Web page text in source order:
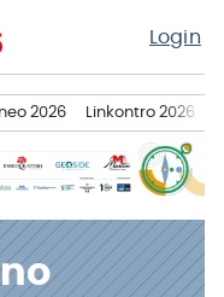
Login
2026 Linkontro 2026